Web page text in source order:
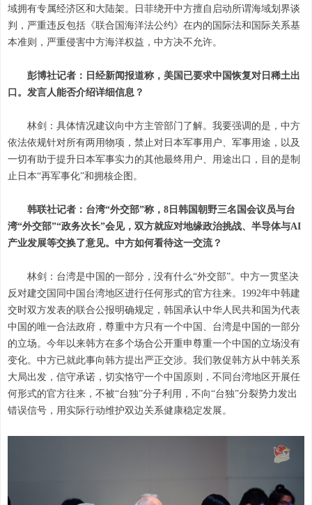
域拥有专属经济区和大陆架。日菲绕开中方擅自启动所谓海域划界谈
判，严重违反包括《联合国海洋法公约》在内的国际法和国际关系基
本准则，严重侵害中方海洋权益，中方决不允许。
彭博社记者：日经新闻报道称，美国已要求中国恢复对日稀土出
口。发言人能否介绍详细信息？
林剑：具体情况建议向中方主管部门了解。我要强调的是，中方
依法依规针对所有两用物项，禁止对日本军事用户、军事用途，以及
一切有助于提升日本军事实力的其他最终用户、用途出口，目的是制
止日本“再军事化”和拥核企图。
韩联社记者：台湾“外交部”称，8日韩国朝野三名国会议员与台
湾“外交部”“政务次长”会见，双方就应对地缘政治挑战、半导体与AI
产业发展等交换了意见。中方如何看待这一交流？
林剑：台湾是中国的一部分，没有什么“外交部”。中方一贯坚决
反对建交国同中国台湾地区进行任何形式的官方往来。1992年中韩建
交时双方发表的联合公报明确规定，韩国承认中华人民共和国为代表
中国的唯一合法政府，尊重中方只有一个中国、台湾是中国的一部分
的立场。今年以来韩方在多个场合公开重申尊重一个中国的立场没有
变化。中方已就此事向韩方提出严正交涉。我们敦促韩方从中韩关系
大局出发，信守承诺，切实恪守一个中国原则，不同台湾地区开展任
何形式的官方往来，不被“台独”分子利用，不向“台独”分裂势力发出
错误信号，用实际行动维护双边关系健康稳定发展。